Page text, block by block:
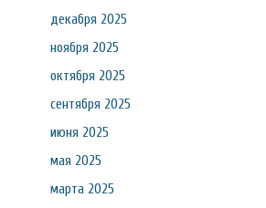
декабря 2025
ноября 2025
октября 2025
сентября 2025
июня 2025
мая 2025
марта 2025